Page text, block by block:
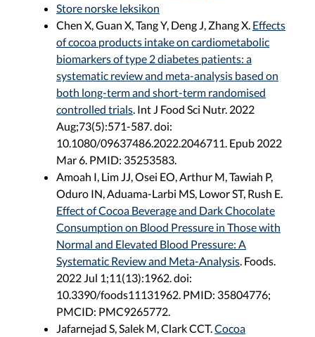
Store norske leksikon
Chen X, Guan X, Tang Y, Deng J, Zhang X. Effects
of cocoa products intake on cardiometabolic
biomarkers of type 2 diabetes patients: a
systematic review and meta-analysis based on
both long-term and short-term randomised
controlled trials . Int J Food Sci Nutr. 2022
Aug;73(5):571-587. doi:
10.1080/09637486.2022.2046711. Epub 2022
Mar 6. PMID: 35253583.
Amoah I, Lim JJ, Osei EO, Arthur M, Tawiah P,
Oduro IN, Aduama-Larbi MS, Lowor ST, Rush E.
Effect of Cocoa Beverage and Dark Chocolate
Consumption on Blood Pressure in Those with
Normal and Elevated Blood Pressure: A
Systematic Review and Meta-Analysis . Foods.
2022 Jul 1;11(13):1962. doi:
10.3390/foods11131962. PMID: 35804776;
PMCID: PMC9265772.
Jafarnejad S, Salek M, Clark CCT. Cocoa